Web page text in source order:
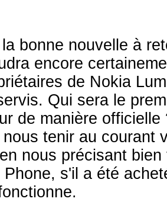
bonne nouvelle à
encore
de Nokia
Qui sera le
de manière
nous tenir au courant
en nous précisant
Phone, s'il a été